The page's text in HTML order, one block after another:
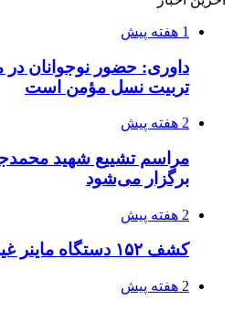
2 هفته پیش
اعزام ۱۷۰ دستگاه
برای مراسم اربعین
2 هفته پیش
صفحه اول روزنامه‌های
یکم تیر ماه
3 هفته پیش
در سیستان و بلوچستان